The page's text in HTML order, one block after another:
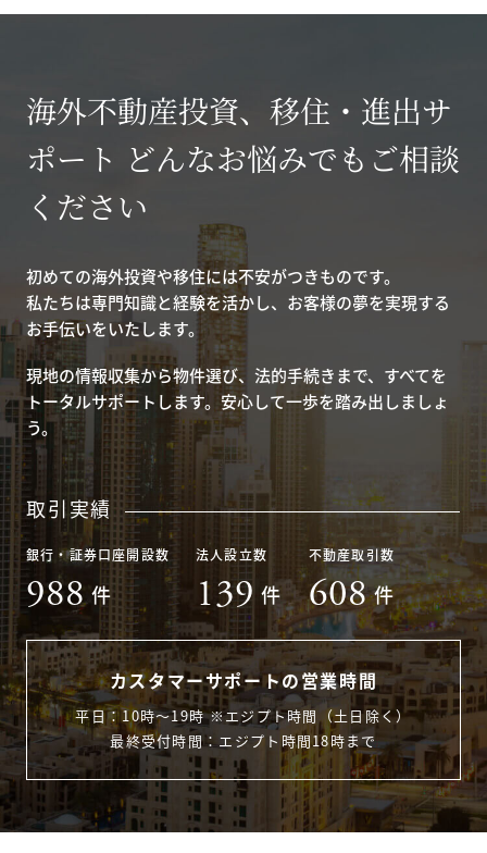
海外不動産投資、移住・進出サ
ポート どんなお悩みでもご相談
ください
初めての海外投資や移住には不安がつきものです。
私たちは専門知識と経験を活かし、お客様の夢を実現する
お手伝いをいたします。
現地の情報収集から物件選び、法的手続きまで、すべてを
トータルサポートします。安心して一歩を踏み出しましょ
う。
取引実績
銀行・証券口座開設数
988 件
法人設立数
139 件
不動産取引数
608 件
カスタマーサポートの営業時間
平日：10時〜19時 ※エジプト時間（土日除く）
最終受付時間：エジプト時間18時まで